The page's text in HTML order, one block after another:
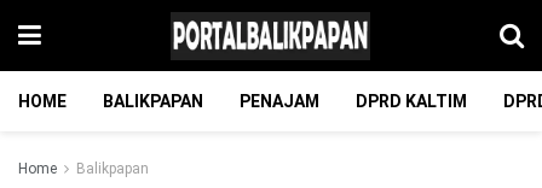
HOME BALIKPAPAN PENAJAM DPRD KALTIM
Home Balikpapan